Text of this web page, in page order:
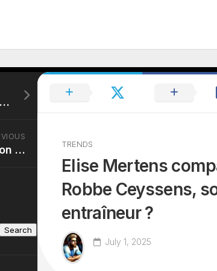
TRENDS
Elise Mertens
Robbe Ceyssens,
entraîneur ?
July 1, 2025
Oumar Sy frère : Quel est son lien de parenté avec l’acteur Omar Sy ? La réponse
Elsa Esnoult compagnon : L’actrice et chanteuse a-t-elle trouvé l’amour ?
Search